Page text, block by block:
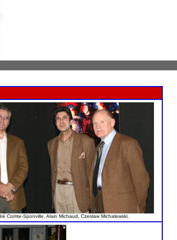
Comte-Sponville, Alain Michaud, Czeslaw Michalewski.